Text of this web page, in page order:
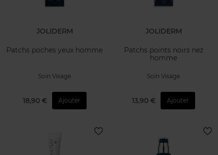
JOLIDERM
Patchs poches yeux homme
Soin Visage
18,90 € Ajouter
JOLIDERM
Patchs points noirs nez
homme
Soin Visage
13,90 € Ajouter